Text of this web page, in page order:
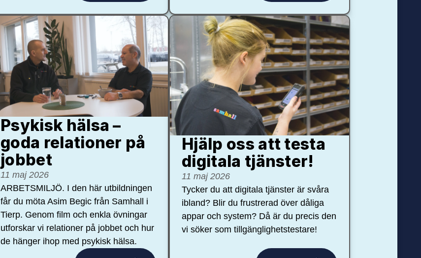
Psykisk hälsa –
goda relationer på
jobbet
11 maj 2026
ARBETSMILJÖ. I den här utbildningen
får du möta Asim Begic från Samhall i
Tierp. Genom film och enkla övningar
utforskar vi relationer på jobbet och hur
de hänger ihop med psykisk hälsa.
Hjälp oss att testa
digitala tjänster!
11 maj 2026
Tycker du att digitala tjänster är svåra
ibland? Blir du frustrerad över dåliga
appar och system? Då är du precis den
vi söker som tillgänglighetstestare!